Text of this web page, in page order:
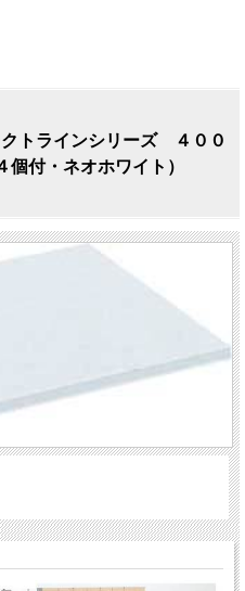
トラインシリーズ ４００
個付・ネオホワイト）